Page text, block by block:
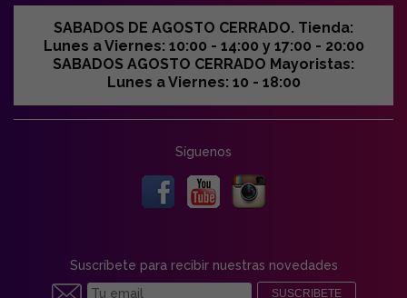
SABADOS DE AGOSTO CERRADO. Tienda:
Lunes a Viernes: 10:00 - 14:00 y 17:00 - 20:00
SABADOS AGOSTO CERRADO Mayoristas:
Lunes a Viernes: 10 - 18:00
Síguenos
Suscríbete para recibir nuestras novedades
SUSCRIBETE